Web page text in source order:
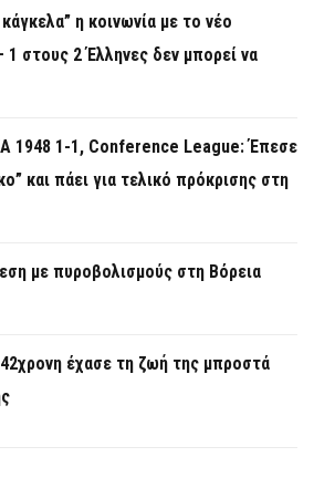
η κοινωνία με το νέο
1 στους 2 Έλληνες δεν μπορεί να
1948 1-1, Conference League: Έπεσε
και πάει για τελικό πρόκρισης στη
με πυροβολισμούς στη Βόρεια
έχασε τη ζωή της μπροστά